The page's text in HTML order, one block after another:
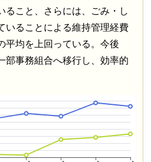
ること、さらには、ごみ・し
いることによる維持管理経費
平均を上回っている。今後
部事務組合へ移行し、効率的